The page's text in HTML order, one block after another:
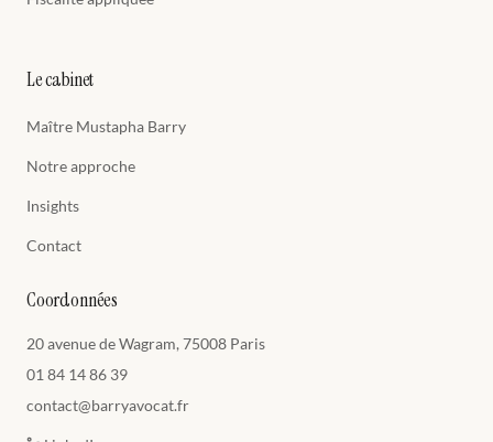
Le cabinet
Maître Mustapha Barry
Notre approche
Insights
Contact
Coordonnées
20 avenue de Wagram, 75008 Paris
01 84 14 86 39
contact@barryavocat.fr